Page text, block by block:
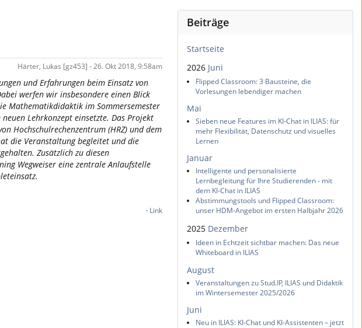
Härter, Lukas [gz453] - 26. Okt 2018, 9:58am
und Erfahrungen beim Einsatz von
werfen wir insbesondere einen Blick
Mathematikdidaktik im Sommersemester
Lehrkonzept einsetzte. Das Projekt
Hochschulrechenzentrum (HRZ) und dem
die Veranstaltung begleitet und die
Zusätzlich zu diesen
Wegweiser eine zentrale Anlaufstelle
· Link
Beiträge
Startseite
2026 Juni
Flipped Classroom: 3 Bausteine, die
Vorlesungen lebendiger machen
Mai
Sieben neue Features im KI-Chat in ILIAS: für
mehr Flexibilität, Datenschutz und visuelles
Lernen
Januar
Intelligente und personalisierte
Lernbegleitung für Ihre Studierenden - mit
dem KI-Chat in ILIAS
Abstimmungstools und Flipped Classroom:
unser HDM-Angebot im ersten Halbjahr 2026
2025 Dezember
Ideen in Echtzeit sichtbar machen: Das neue
Whiteboard in ILIAS
August
Veranstaltungen zu Stud.IP, ILIAS und Didaktik
im Wintersemester 2025/2026
Juni
Neu in ILIAS: KI-Chat und KI-Assistenten – jetzt